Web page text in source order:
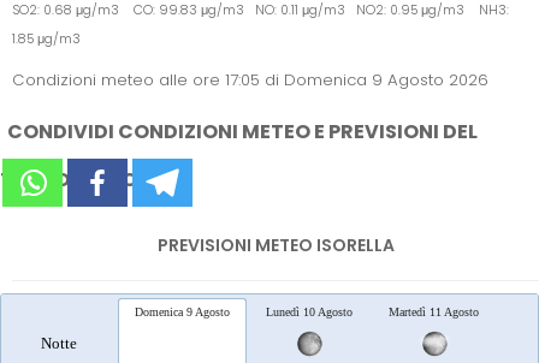
SO2: 0.68 μg/m3 CO: 99.83 μg/m3 NO: 0.11 μg/m3 NO2: 0.95 μg/m3 NH3:
1.85 μg/m3
Condizioni meteo alle ore 17:05 di Domenica 9 Agosto 2026
CONDIVIDI CONDIZIONI METEO E PREVISIONI DEL
TEMPO SUI SOCIAL
PREVISIONI METEO ISORELLA
Notte
Domenica 9 Agosto Lunedì 10 Agosto Martedì 11 Agosto